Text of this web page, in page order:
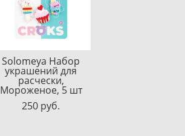
Solomeya Набор
украшений для
расчески,
Мороженое, 5 шт
250 pуб.